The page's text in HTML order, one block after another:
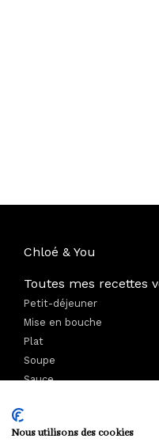
Chloé & You
Toutes mes recettes
Petit-déjeuner
Mise en bouche
Plat
Soupe
Sauce
Nous utilisons des cookies